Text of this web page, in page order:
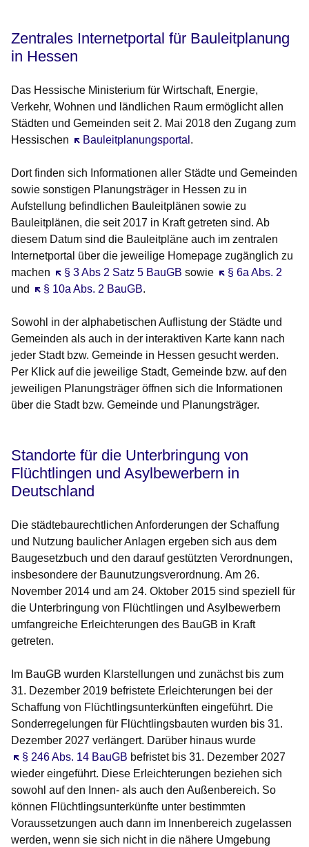
Zentrales Internetportal für Bauleitplanung
in Hessen
Das Hessische Ministerium für Wirtschaft, Energie,
Verkehr, Wohnen und ländlichen Raum ermöglicht allen
Städten und Gemeinden seit 2. Mai 2018 den Zugang zum
Hessischen
Bauleitplanungsportal
Öffnet sich in einem neuen Fenster
.
Dort finden sich Informationen aller Städte und Gemeinden
sowie sonstigen Planungsträger in Hessen zu in
Aufstellung befindlichen Bauleitplänen sowie zu
Bauleitplänen, die seit 2017 in Kraft getreten sind. Ab
diesem Datum sind die Bauleitpläne auch im zentralen
Internetportal über die jeweilige Homepage zugänglich zu
machen
§ 3 Abs 2 Satz 5 BauGB
Öffnet sich in einem neuen Fenster
sowie § 6a Abs. 2
Öffnet sich in
und
§ 10a Abs. 2 BauGB
Öffnet sich in einem neuen Fenster
.
Sowohl in der alphabetischen Auflistung der Städte und
Gemeinden als auch in der interaktiven Karte kann nach
jeder Stadt bzw. Gemeinde in Hessen gesucht werden.
Per Klick auf die jeweilige Stadt, Gemeinde bzw. auf den
jeweiligen Planungsträger öffnen sich die Informationen
über die Stadt bzw. Gemeinde und Planungsträger.
Standorte für die Unterbringung von
Flüchtlingen und Asylbewerbern in
Deutschland
Die städtebaurechtlichen Anforderungen der Schaffung
und Nutzung baulicher Anlagen ergeben sich aus dem
Baugesetzbuch und den darauf gestützten Verordnungen,
insbesondere der Baunutzungsverordnung. Am 26.
November 2014 und am 24. Oktober 2015 sind speziell für
die Unterbringung von Flüchtlingen und Asylbewerbern
umfangreiche Erleichterungen des BauGB in Kraft
getreten.
Im BauGB wurden Klarstellungen und zunächst bis zum
31. Dezember 2019 befristete Erleichterungen bei der
Schaffung von Flüchtlingsunterkünften eingeführt. Die
Sonderregelungen für Flüchtlingsbauten wurden bis 31.
Dezember 2027 verlängert. Darüber hinaus wurde
§ 246 Abs. 14 BauGB
Öffnet sich in einem neuen Fensterbefristet bis 31. Dezember 2027
wieder eingeführt. Diese Erleichterungen beziehen sich
sowohl auf den Innen- als auch den Außenbereich. So
können Flüchtlingsunterkünfte unter bestimmten
Voraussetzungen auch dann im Innenbereich zugelassen
werden, wenn sie sich nicht in die nähere Umgebung